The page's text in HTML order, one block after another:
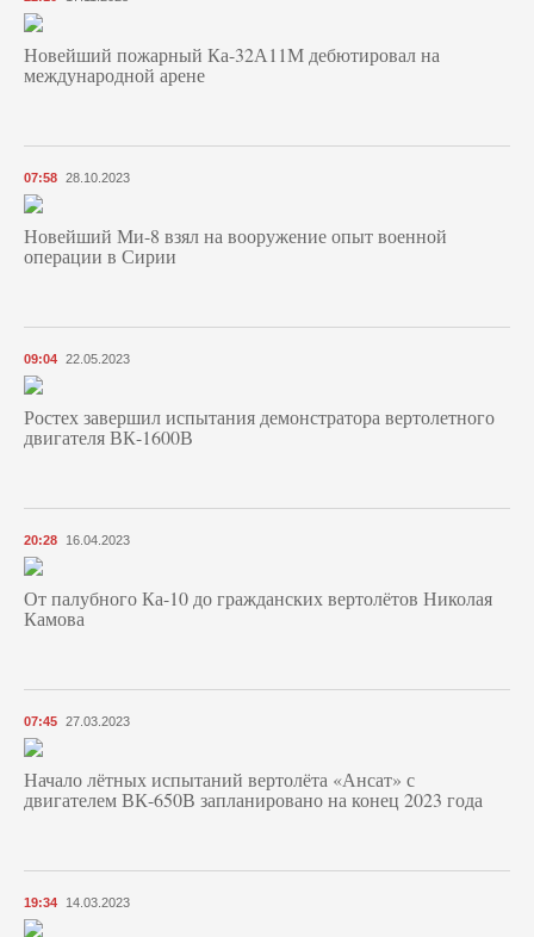
Новейший пожарный Ка-32А11М дебютировал на
международной арене
07:58 28.10.2023
Новейший Ми-8 взял на вооружение опыт военной
операции в Сирии
09:04 22.05.2023
Ростех завершил испытания демонстратора вертолетного
двигателя ВК-1600В
20:28 16.04.2023
От палубного Ка-10 до гражданских вертолётов Николая
Камова
07:45 27.03.2023
Начало лётных испытаний вертолёта «Ансат» с
двигателем ВК-650В запланировано на конец 2023 года
19:34 14.03.2023